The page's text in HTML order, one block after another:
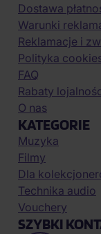
Dostawa
Warunki
Reklamacje i
Polityka
FAQ
Rabaty
O nas
KATEGORIE
Muzyka
Filmy
Dla
Technika audio
Vouchery
SZYBKI